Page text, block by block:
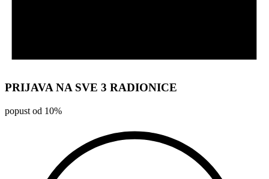
PRIJAVA NA SVE 3 RADIONICE
popust od 10%